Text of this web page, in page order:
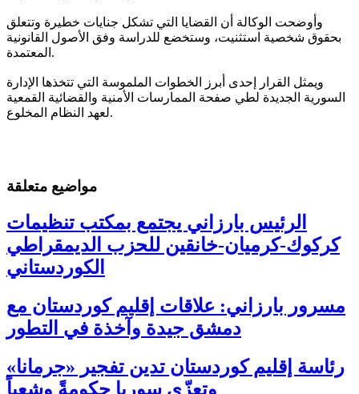
وأوضحت الوكالة أن القضايا التي تشكل جنايات خطيرة وتتعلق
بحقوق شخصية استثنيت، وستخضع للدراسة وفق الأصول القانونية
المعتمدة.
ويمثل القرار إحدى أبرز الخطوات الملموسة التي تتخذها الإدارة
السورية الجديدة لطي صفحة الممارسات الأمنية والقضائية القمعية
لعهد النظام المخلوع.
مواضيع متعلقة
الرئيس بارزاني يجتمع بمكتب تنظيمات
كركوك-كرميان-خانقين للحزب الديمقراطي
الكوردستاني
مسرور بارزاني: علاقات إقليم كوردستان مع
دمشق جيدة وآخذة في التطور
رئاسة إقليم كوردستان تدين تفجير «جرمانا»
وتعزّي سوريا حكومةً وشعباً